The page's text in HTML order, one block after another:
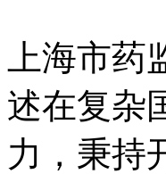
上海市
述在复杂
力，秉持